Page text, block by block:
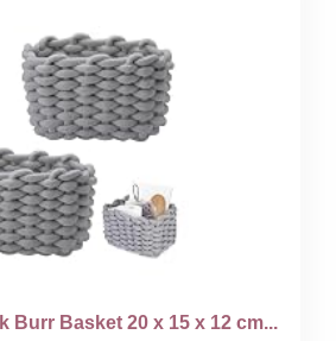
Burr Basket 20 x 15 x 12 cm...